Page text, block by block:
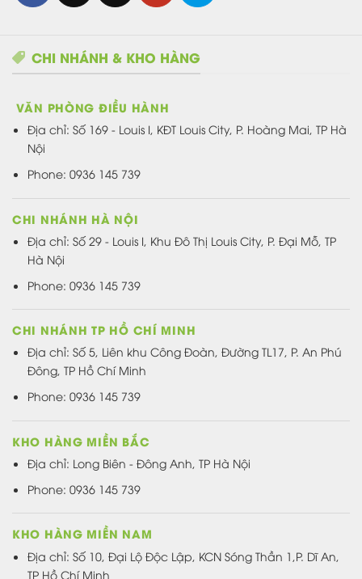
CHI NHÁNH & KHO HÀNG
VĂN PHÒNG ĐIỀU HÀNH
Địa chỉ: Số 169 - Louis I, KĐT Louis City, P. Hoàng Mai, TP Hà
Nội
Phone: 0936 145 739
CHI NHÁNH HÀ NỘI
Địa chỉ: Số 29 - Louis I, Khu Đô Thị Louis City, P. Đại Mỗ, TP
Hà Nội
Phone: 0936 145 739
CHI NHÁNH TP HỒ CHÍ MINH
Địa chỉ: Số 5, Liên khu Công Đoàn, Đường TL17, P. An Phú
Đông, TP Hồ Chí Minh
Phone: 0936 145 739
KHO HÀNG MIỀN BẮC
Địa chỉ: Long Biên - Đông Anh, TP Hà Nội
Phone: 0936 145 739
KHO HÀNG MIỀN NAM
Địa chỉ: Số 10, Đại Lộ Độc Lập, KCN Sóng Thần 1,P. Dĩ An,
TP Hồ Chí Minh